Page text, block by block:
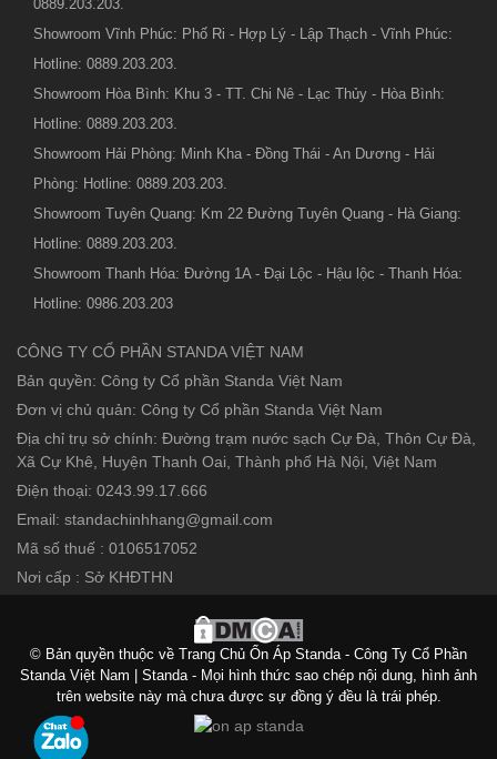
0889.203.203.
Showroom Vĩnh Phúc: Phố Ri - Hợp Lý - Lập Thạch - Vĩnh Phúc:
Hotline: 0889.203.203.
Showroom Hòa Bình: Khu 3 - TT. Chi Nê - Lạc Thủy - Hòa Bình:
Hotline: 0889.203.203.
Showroom Hải Phòng: Minh Kha - Đồng Thái - An Dương - Hải
Phòng: Hotline: 0889.203.203.
Showroom Tuyên Quang: Km 22 Đường Tuyên Quang - Hà Giang:
Hotline: 0889.203.203.
Showroom Thanh Hóa: Đường 1A - Đại Lộc - Hậu lộc - Thanh Hóa:
Hotline: 0986.203.203
CÔNG TY CỔ PHẦN STANDA VIỆT NAM
Bản quyền: Công ty Cổ phần Standa Việt Nam
Đơn vị chủ quản: Công ty Cổ phần Standa Việt Nam
Địa chỉ trụ sở chính: Đường trạm nước sạch Cự Đà, Thôn Cự Đà,
Xã Cự Khê, Huyện Thanh Oai, Thành phố Hà Nội, Việt Nam
Điện thoại: 0243.99.17.666
Email: standachinhhang@gmail.com
Mã số thuế : 0106517052
Nơi cấp : Sở KHĐTHN
© Bản quyền thuộc về Trang Chủ Ổn Áp Standa - Công Ty Cổ Phần
Standa Việt Nam | Standa - Mọi hình thức sao chép nội dung, hình ảnh
trên website này mà chưa được sự đồng ý đều là trái phép.